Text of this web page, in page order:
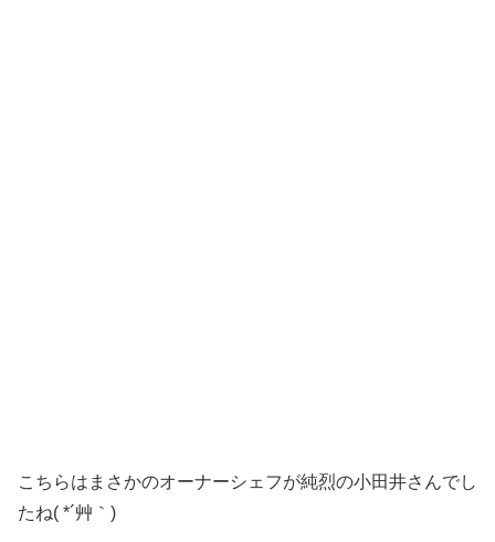
こちらはまさかのオーナーシェフが純烈の小田井さんでし
たね( *´艸｀)